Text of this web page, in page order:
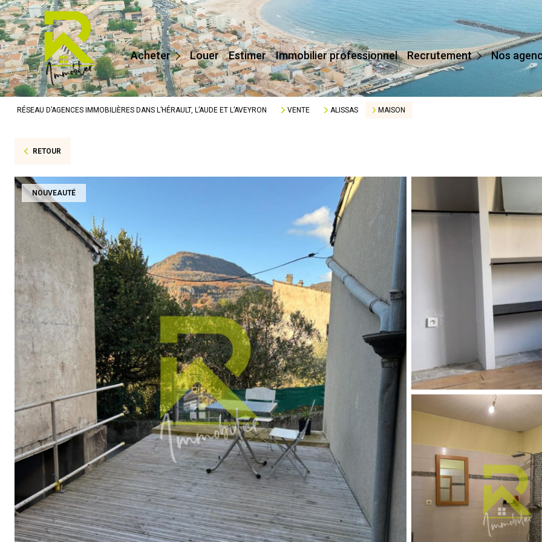
Acheter
Maisons / Villas
Appartements
Terrains
Prestige
Autres
Louer Estimer Immobilier professionnel Recrutement
Devenir Conseiller
Affilier Mon Agence
Je Crée Mon Agence
Nos
RÉSEAU D’AGENCES IMMOBILIÈRES DANS L’HÉRAULT, L’AUDE ET L’AVEYRON VENTE ALISSAS MAISON
RETOUR
NOUVEAUTÉ